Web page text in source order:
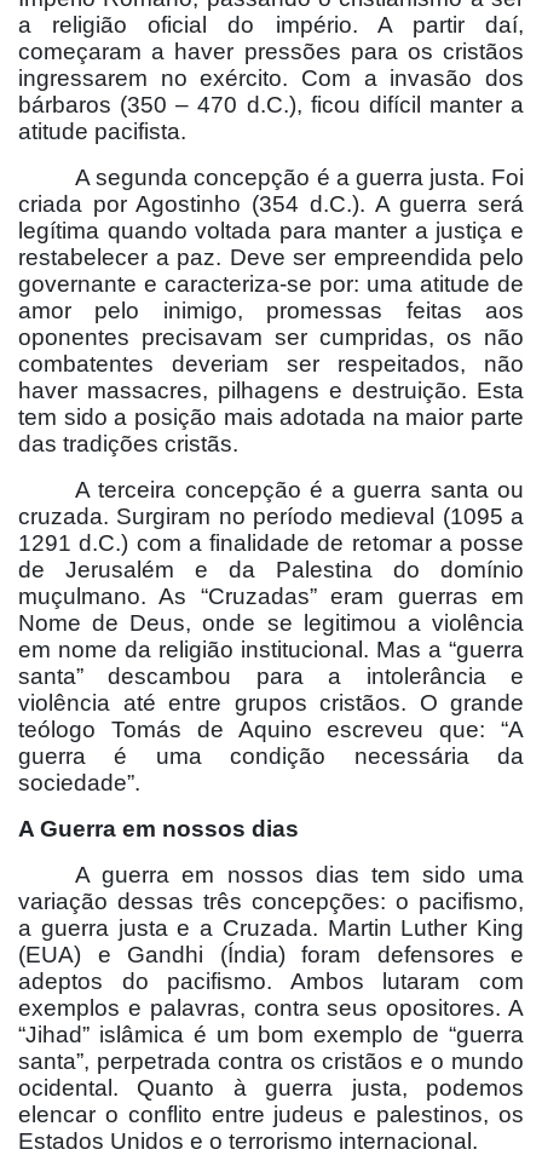
a religião oficial do império. A partir daí,
começaram a haver pressões para os cristãos
ingressarem no exército. Com a invasão dos
bárbaros (350 – 470 d.C.), ficou difícil manter a
atitude pacifista.
A segunda concepção é a guerra justa. Foi
criada por Agostinho (354 d.C.). A guerra será
legítima quando voltada para manter a justiça e
restabelecer a paz. Deve ser empreendida pelo
governante e caracteriza-se por: uma atitude de
amor pelo inimigo, promessas feitas aos
oponentes precisavam ser cumpridas, os não
combatentes deveriam ser respeitados, não
haver massacres, pilhagens e destruição. Esta
tem sido a posição mais adotada na maior parte
das tradições cristãs.
A terceira concepção é a guerra santa ou
cruzada. Surgiram no período medieval (1095 a
1291 d.C.) com a finalidade de retomar a posse
de Jerusalém e da Palestina do domínio
muçulmano. As “Cruzadas” eram guerras em
Nome de Deus, onde se legitimou a violência
em nome da religião institucional. Mas a “guerra
santa” descambou para a intolerância e
violência até entre grupos cristãos. O grande
teólogo Tomás de Aquino escreveu que: “A
guerra é uma condição necessária da
sociedade”.
A Guerra em nossos dias
A guerra em nossos dias tem sido uma
variação dessas três concepções: o pacifismo,
a guerra justa e a Cruzada. Martin Luther King
(EUA) e Gandhi (Índia) foram defensores e
adeptos do pacifismo. Ambos lutaram com
exemplos e palavras, contra seus opositores. A
“Jihad” islâmica é um bom exemplo de “guerra
santa”, perpetrada contra os cristãos e o mundo
ocidental. Quanto à guerra justa, podemos
elencar o conflito entre judeus e palestinos, os
Estados Unidos e o terrorismo internacional.